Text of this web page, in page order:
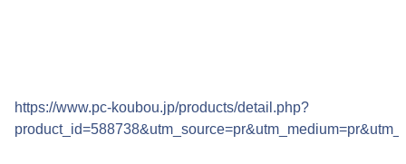
https://www.pc-koubou.jp/products/detail.php?